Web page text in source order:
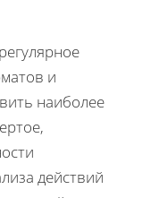
и
наиболее
действий